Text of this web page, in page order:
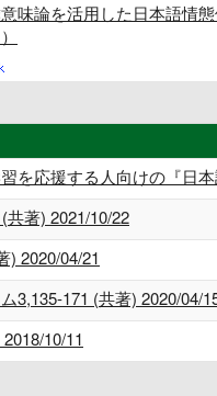
味論を活用した日本語情
を応援する人向けの『日
共著) 2021/10/22
) 2020/04/21
3,135-171 (共著) 2020/04/
10/11